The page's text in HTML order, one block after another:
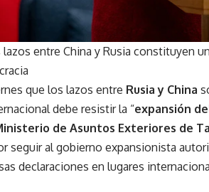
entre China y Rusia constituyen
que los lazos entre Rusia y China
debe resistir la “expansión
de Asuntos Exteriores de
seguir al gobierno expansionista
declaraciones en lugares